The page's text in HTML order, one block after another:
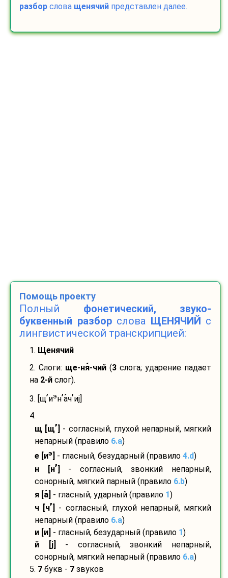
разбор слова щенячий представлен далее.
Помощь проекту
Полный фонетический, звуко-
буквенный разборслова ЩЕНЯЧИЙ с
лингвистической транскрипцией:
1. Щенячий
2. Слоги: ще-ня-чий (3 слога; ударение падает
на 2-й слог).
3. [щ’иэн’ач’иј]
4.
щ [щ’] - согласный, глухой непарный, мягкий
непарный (правило 6.a)
е [иэ] - гласный, безударный (правило 4.d)
н [н’]
- согласный, звонкий непарный,
сонорный, мягкий парный (правило 6.b)
я [а] - гласный, ударный (правило 1)
ч [ч’] - согласный, глухой непарный, мягкий
непарный (правило 6.a)
и [и] - гласный, безударный (правило 1)
й [ј]
- согласный, звонкий непарный,
сонорный, мягкий непарный (правило 6.a)
5. 7 букв - 7 звуков